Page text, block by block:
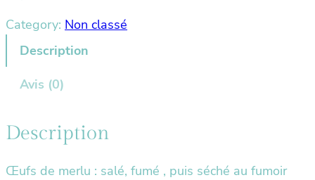
Category: Non classé
Description
Avis (0)
Description
Œufs de merlu : salé, fumé , puis séché au fumoir